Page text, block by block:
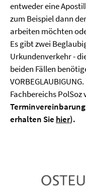
entweder eine
zum Beispiel dann
arbeiten möchten
Es gibt zwei
Urkundenverkehr -
beiden Fällen
Fachbereichs
erhalten Sie hier).